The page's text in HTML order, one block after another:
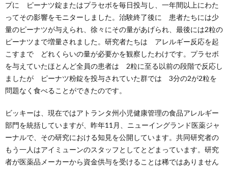
プに ピーナツ錠またはプラセボを毎日投与し、一年間以上にわた
ってその影響をモニターしました。治験終了後に 患者たちには少
量のピーナツが与えられ、徐々にその量があげられ、最後には2粒の
ピーナツまで増量されました。研究者たちは アレルギー反応を起
こすまで どれくらいの量が必要かを観察したわけです。プラセボ
を与えていたほとんど全員の患者は 2粒に至る以前の段階で反応し
ましたが ピーナツ粉錠を投与されていた群では 3分の2が2粒を
問題なく食べることができたのです。
ビッキーは、現在ではアトランタ州小児健康管理の食品アレルギー
部門を統括していますが、昨年11月、ニューイングランド医薬ジャ
ーナルで、その研究における知見を公開しています。共同研究者の
もう一人はアイミューンのスタッフとしてとどまっています。研究
者が医薬品メーカーから資金供与を受けることは稀ではありません